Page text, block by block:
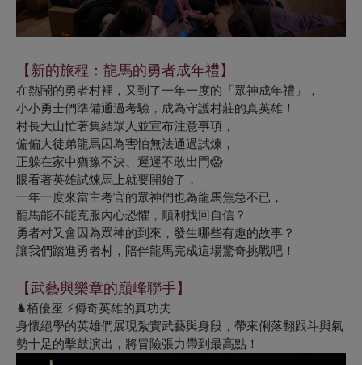
【新的旅程：龍馬的勇者成年禮】
在熱鬧的勇者村裡，又到了一年一度的「眾神成年禮」，
小小勇士們準備通過考驗，成為守護村莊的真英雄！
村長大山忙著集結眾人並宣布注意事項，
偏偏大徒弟龍馬因為害怕無法通過試煉，
正躲在家中猶豫不決、遲遲不敢出門😱
眼看著英雄試煉馬上就要開始了，
一年一度來當主考官的眾神們也為龍馬焦急不已，
龍馬能不能克服內心恐懼，順利找回自信？
勇者村又會因為眾神的到來，發生哪些有趣的故事？
讓我們踏進勇者村，陪伴龍馬完成這場驚奇挑戰吧！
【武藝與樂章的巔峰聯手】
♞栢優座 ⚡傳奇英雄的真功夫
身懷絕學的英雄們展現紮實武藝與身段，帶來俐落翻跟斗與氣
勢十足的擊鼓演出，將冒險張力帶到最高點！